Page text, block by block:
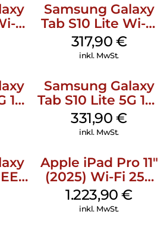
Fi
Samsung Galaxy
Tab S10 Lite Wi-Fi
128 GB Gray
317,90 €
inkl. MwSt.
128
Samsung Galaxy
Tab S10 Lite 5G 128
GB Gray
331,90€
inkl. MwSt.
Apple iPad Pro 11″
(2025) Wi-Fi 256
GB Standardglas
Space Schwarz
1.223,90€
inkl. MwSt.